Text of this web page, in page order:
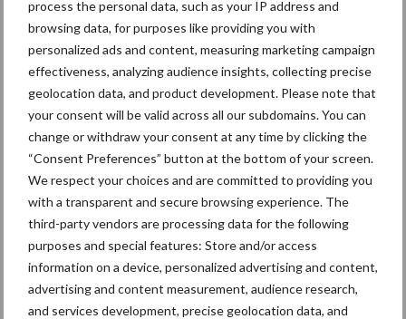
process the personal data, such as your IP address and
browsing data, for purposes like providing you with
personalized ads and content, measuring marketing campaign
effectiveness, analyzing audience insights, collecting precise
geolocation data, and product development. Please note that
your consent will be valid across all our subdomains. You can
change or withdraw your consent at any time by clicking the
“Consent Preferences” button at the bottom of your screen.
We respect your choices and are committed to providing you
with a transparent and secure browsing experience. The
third-party vendors are processing data for the following
purposes and special features: Store and/or access
information on a device, personalized advertising and content,
advertising and content measurement, audience research,
and services development, precise geolocation data, and
de insectenbiodiversiteit hierin een rol. De jongen van de twaalf
onderzochte soorten zijn voor hun voeding vrijwel allemaal
afhankelijk van insecten. Voedselgebrek en de daardoor
verslechterende conditie van de jongen draagt bij veel soorten
boerenlandvogels bij aan een te lage reproductie om de
populaties in stand te houden.